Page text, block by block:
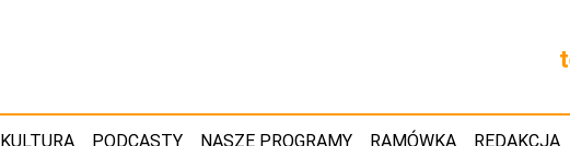
KULTURA PODCASTY NASZE PROGRAMY RAMÓWKA REDAKCJA